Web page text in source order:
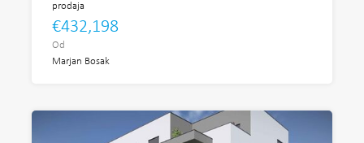
prodaja
€432,198
Od
Marjan Bosak